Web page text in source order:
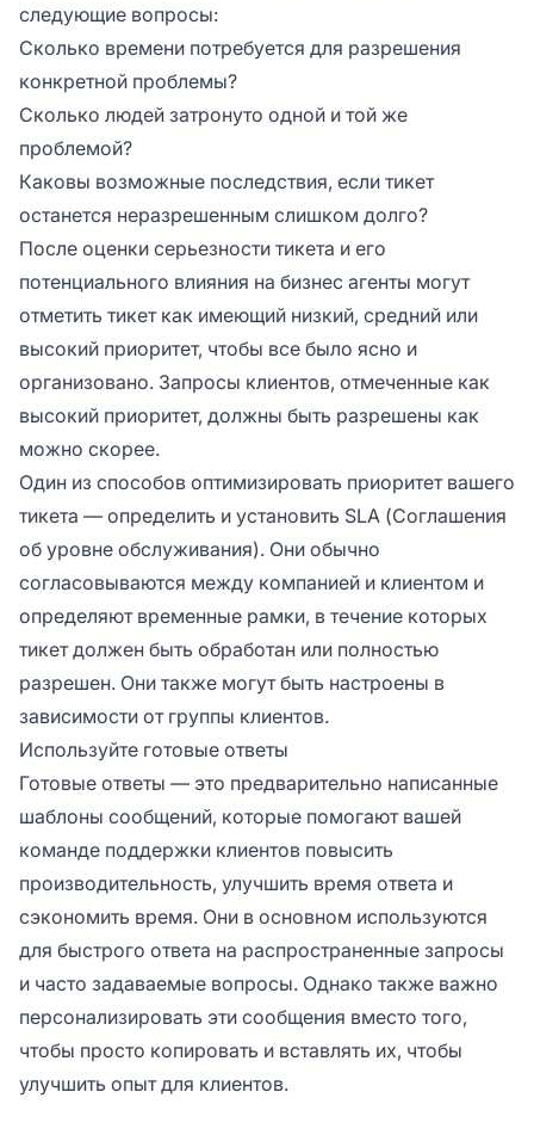
следующие вопросы:
Сколько времени потребуется для разрешения
конкретной проблемы?
Сколько людей затронуто одной и той же
проблемой?
Каковы возможные последствия, если тикет
останется неразрешенным слишком долго?
После оценки серьезности тикета и его
потенциального влияния на бизнес агенты могут
отметить тикет как имеющий низкий, средний или
высокий приоритет, чтобы все было ясно и
организовано. Запросы клиентов, отмеченные как
высокий приоритет, должны быть разрешены как
можно скорее.
Один из способов оптимизировать приоритет вашего
тикета — определить и установить SLA (Соглашения
об уровне обслуживания). Они обычно
согласовываются между компанией и клиентом и
определяют временные рамки, в течение которых
тикет должен быть обработан или полностью
разрешен. Они также могут быть настроены в
зависимости от группы клиентов.
Используйте готовые ответы
Готовые ответы — это предварительно написанные
шаблоны сообщений, которые помогают вашей
команде поддержки клиентов повысить
производительность, улучшить время ответа и
сэкономить время. Они в основном используются
для быстрого ответа на распространенные запросы
и часто задаваемые вопросы. Однако также важно
персонализировать эти сообщения вместо того,
чтобы просто копировать и вставлять их, чтобы
улучшить опыт для клиентов.